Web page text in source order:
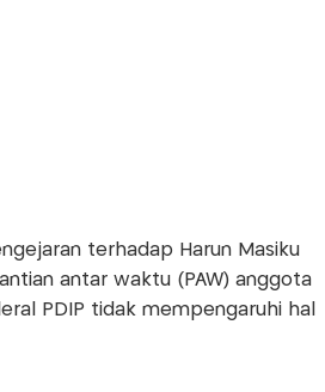
terhadap Harun Masiku
antar waktu (PAW) anggota
PDIP tidak mempengaruhi hal